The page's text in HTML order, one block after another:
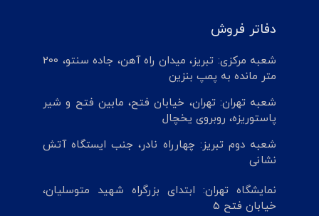
دفاتر فروش
شعبه مرکزی: تبریز، میدان راه آهن، جاده سنتو، 200
متر مانده به پمپ بنزین
شعبه تهران: تهران، خیابان فتح، مابین فتح و شیر
پاستوریزه، روبروی یخچال
شعبه دوم تبریز: چهارراه نادر، جنب ایستگاه آتش
نشانی
نمایشگاه تهران: ابتدای بزرگراه شهید متوسلیان،
خیابان فتح 5